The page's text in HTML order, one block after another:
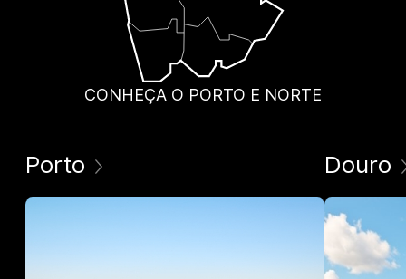
CONHEÇA O PORTO E NORTE
Porto Douro